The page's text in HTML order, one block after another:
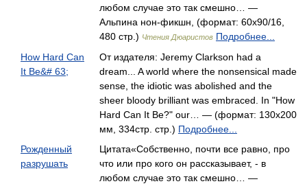
любом случае это так смешно… —
Альпина нон-фикшн, (формат: 60x90/16,
480 стр.) Чтения Дюаристов Подробнее...
How Hard Can
It Be&# 63;
От издателя: Jeremy Clarkson had a
dream... A world where the nonsensical made
sense, the idiotic was abolished and the
sheer bloody brilliant was embraced. In "How
Hard Can It Be?" our… — (формат: 130х200
мм, 334стр. стр.) Подробнее...
Рожденный
разрушать
Цитата«Собственно, почти все равно, про
что или про кого он рассказывает, - в
любом случае это так смешно… —